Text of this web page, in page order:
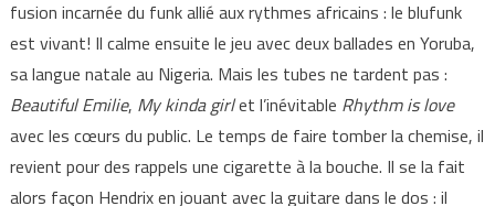
fusion incarnée du funk allié aux rythmes africains : le blufunk
est vivant! Il calme ensuite le jeu avec deux ballades en Yoruba,
sa langue natale au Nigeria. Mais les tubes ne tardent pas :
Beautiful Emilie, My kinda girlet l’inévitable Rhythm is love
avec les cœurs du public. Le temps de faire tomber la chemise, il
revient pour des rappels une cigarette à la bouche. Il se la fait
alors façon Hendrix en jouant avec la guitare dans le dos : il